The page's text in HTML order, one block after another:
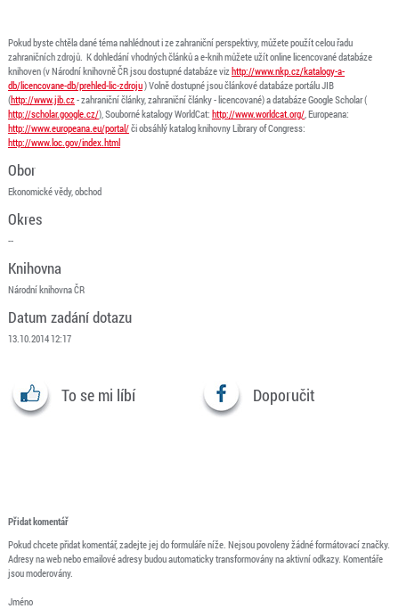
Pokud byste chtěla dané téma nahlédnout i ze zahraniční perspektivy, můžete použít celou řadu
zahraničních zdrojů. K dohledání vhodných článků a e-knih můžete užít online licencované databáze
knihoven (v Národní knihovně ČR jsou dostupné databáze vizhttp://www.nkp.cz/katalogy-a-
db/licencovane-db/prehled-lic-zdroju) Volně dostupné jsou článkové databáze portálu JIB
(http://www.jib.cz- zahraniční články, zahraniční články - licencované) a databáze Google Scholar (
http://scholar.google.cz/), Souborné katalogy WorldCat: http://www.worldcat.org/, Europeana:
http://www.europeana.eu/portal/či obsáhlý katalog knihovny Library of Congress:
http://www.loc.gov/index.html
Obor
Ekonomické vědy, obchod
Okres
--
Knihovna
Národní knihovna ČR
Datum zadání dotazu
13.10.2014 12:17
To se mi líbí Doporučit
Přidat komentář
Pokud chcete přidat komentář, zadejte jej do formuláře níže. Nejsou povoleny žádné formátovací značky.
Adresy na web nebo emailové adresy budou automaticky transformovány na aktivní odkazy. Komentáře
jsou moderovány.
Jméno